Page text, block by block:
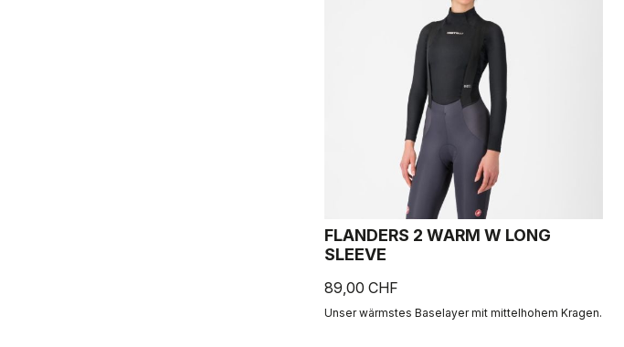
FLANDERS 2 WARM W LONG
SLEEVE
89,00 CHF
Unser wärmstes Baselayer mit mittelhohem Kragen.